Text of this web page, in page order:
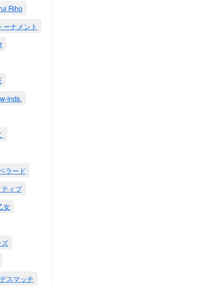
Riho
ーナメント
w-inds.
ラード
ィブ
女
デスマッチ